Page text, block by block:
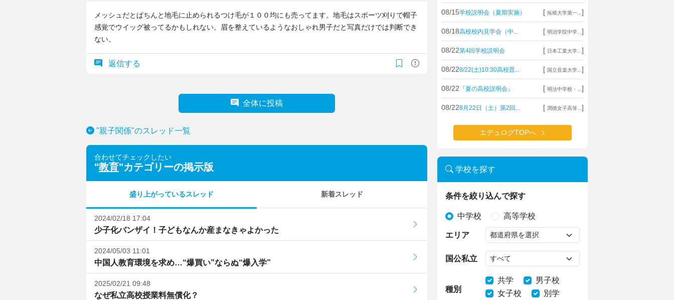
メッシュだとぱちんと地毛に止められるつけ毛が１００均にも売ってます。地毛はスポーツ刈りで帽子
感覚でウイッグ被ってるかもしれない。眉を整えているようなおしゃれ男子だと写真だけでは判断でき
ない。
返信する
全体に投稿
"親子関係"のスレッド一覧
合わせてチェックしたい
"教育"カテゴリーの掲示版
盛り上がっているスレッド 新着スレッド
2024/02/18 17:04
少子化バンザイ！子どもなんか産まなきゃよかった
2024/05/03 11:01
中国人教育環境を求め…“爆買い”ならぬ“爆入学”
2025/02/21 09:48
なぜ私立高校授業料無償化？
08/15学校説明会（夏期実施） [ 拓殖大学第一... ]
08/18高校校内見学会（中... [ 明治学院中学... ]
08/22第4回学校説明会 [ 日本工業大学... ]
08/228/22(土)10:30高校普... [ 国立音楽大学... ]
08/22 『夏の高校説明会』 [ 明法中学校・... ]
08/228月22日（土）第2回... [ 潤徳女子高等... ]
エデュログTOPへ
学校を探す
条件を絞り込んで探す
中学校 高等学校
エリア
国公私立
種別
共学
男子校
女子校
別学